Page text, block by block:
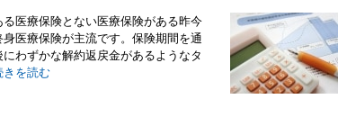
医療保険とない医療保険がある昨今
医療保険が主流です。保険期間を通
わずかな解約返戻金があるようなタ
きを読む